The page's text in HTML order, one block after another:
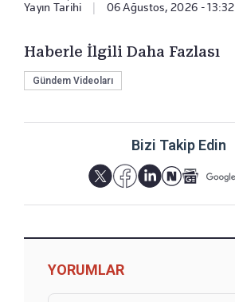
Yayın Tarihi 06 Ağustos, 2026 - 13:32
Haberle İlgili Daha Fazlası
Gündem Videoları
Bizi Takip Edin
YORUMLAR